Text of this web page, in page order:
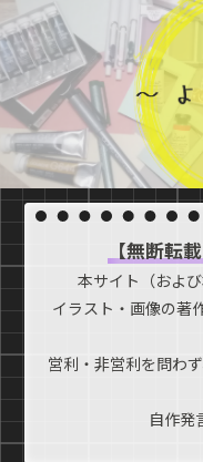
【無断転
本サイト（およ
イラスト・画像の著
営利・非営利を問わ
自作発